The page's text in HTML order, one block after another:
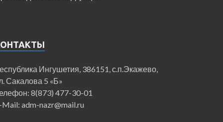
Ингушетия, 386151, с.п.Экажево,
Сакалова 5 «Б»
8(873) 477-30-01
Mail: adm-nazr@mail.ru